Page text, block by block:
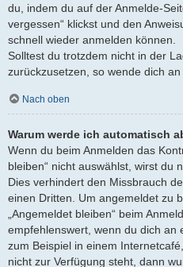
du, indem du auf der Anmelde-
vergessen“ klickst und den
schnell wieder anmelden können.
Solltest du trotzdem nicht in der
zurückzusetzen, so wende dich
Nach oben
Warum werde ich automatisch
Wenn du beim Anmelden das
bleiben“ nicht auswählst, wirst du
Dies verhindert den Missbrauch
einen Dritten. Um angemeldet zu
„Angemeldet bleiben“ beim
empfehlenswert, wenn du dich an
zum Beispiel in einem
nicht zur Verfügung steht, dann